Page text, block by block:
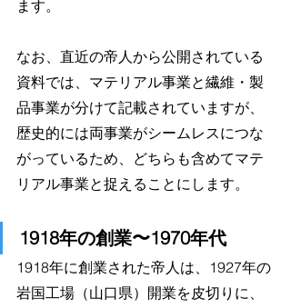
ます。
なお、直近の帝人から公開されている
資料では、マテリアル事業と繊維・製
品事業が分けて記載されていますが、
歴史的には両事業がシームレスにつな
がっているため、どちらも含めてマテ
リアル事業と捉えることにします。
1918年の創業〜1970年代
1918年に創業された帝人は、1927年の
岩国工場（山口県）開業を皮切りに、